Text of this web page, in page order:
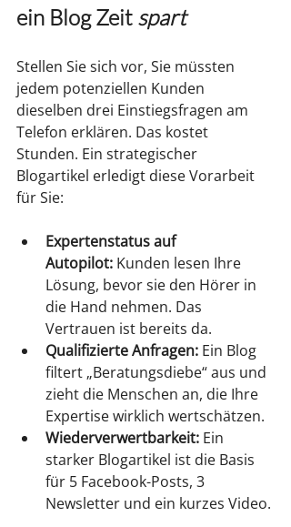
ein Blog Zeit spart
Stellen Sie sich vor, Sie müssten
jedem potenziellen Kunden
dieselben drei Einstiegsfragen am
Telefon erklären. Das kostet
Stunden. Ein strategischer
Blogartikel erledigt diese Vorarbeit
für Sie:
Expertenstatus auf
Autopilot: Kunden lesen Ihre
Lösung, bevor sie den Hörer in
die Hand nehmen. Das
Vertrauen ist bereits da.
Qualifizierte Anfragen: Ein Blog
filtert „Beratungsdiebe“ aus und
zieht die Menschen an, die Ihre
Expertise wirklich wertschätzen.
Wiederverwertbarkeit: Ein
starker Blogartikel ist die Basis
für 5 Facebook-Posts, 3
Newsletter und ein kurzes Video.